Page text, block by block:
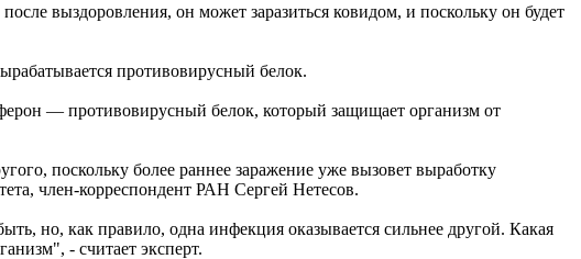
выздоровления, он может заразиться ковидом, и поскольку он будет
противовирусный белок.
— противовирусный белок, который защищает организм от
поскольку более раннее заражение уже вызовет выработку
член-корреспондент РАН Сергей Нетесов.
но, как правило, одна инфекция оказывается сильнее другой. Какая
- считает эксперт.